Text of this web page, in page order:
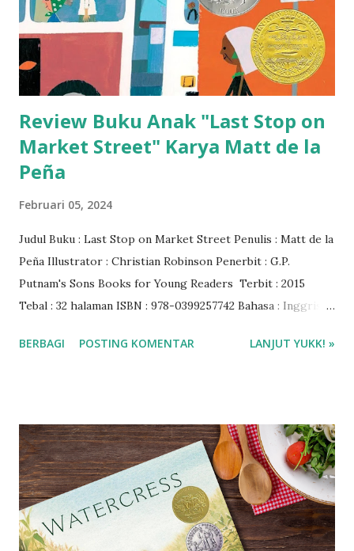
Review Buku Anak "Last Stop on
Market Street" Karya Matt de la
Peña
Februari 05, 2024
Judul Buku : Last Stop on Market Street Penulis : Matt de la
Peña Illustrator : Christian Robinson Penerbit : ‎G.P.
Putnam's Sons Books for Young Readers Terbit : 2015
Tebal : 32 halaman ISBN : ‎978-0399257742 Bahasa : ‎Inggris
di aplikasi Libby ❤️❤️❤️
BERBAGI POSTING KOMENTAR LANJUT YUKK! »